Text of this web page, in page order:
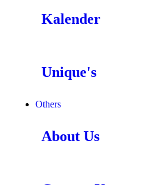
Kalender
Unique's
Others
About Us